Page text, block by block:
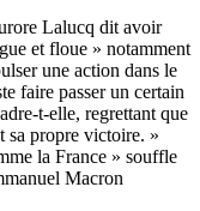
Lalucq dit avoir
et floue » notamment
une action dans le
faire passer un certain
t-elle, regrettant que
sa propre victoire. »
la France » souffle
Macron